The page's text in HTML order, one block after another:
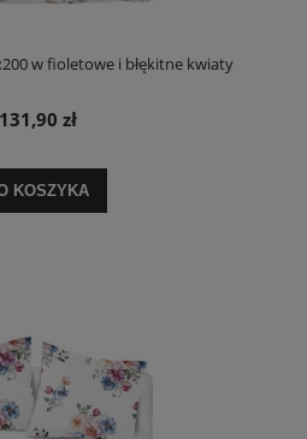
w fioletowe i błękitne kwiaty
131,90 zł
KOSZYKA